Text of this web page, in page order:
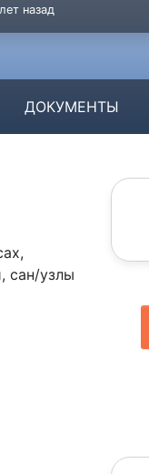
назад
ДОКУМЕНТЫ
сан/узлы